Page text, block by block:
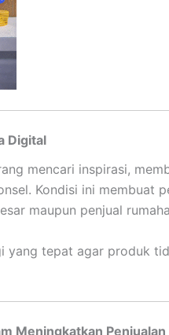
Digital
mencari inspirasi,
Kondisi ini membuat
maupun penjual
yang tepat agar produk
Meningkatkan Penjualan